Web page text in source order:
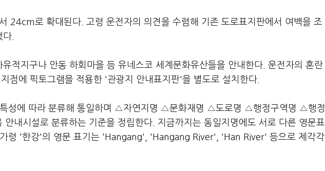
24cm로 확대된다. 고령 운전자의 의견을 수렴해 기존 도로표지판에서 여백을 조
.
적지구나 안동 하회마을 등 유네스코 세계문화유산들을 안내한다. 운전자의 혼란
점에 픽토그램을 적용한 '관광지 안내표지판'을 별도로 설치한다.
성에 따라 분류해 통일하며 △자연지명 △문화재명 △도로명 △행정구역명 △행정
내시설로 분류하는 기준을 정립한다. 지금까지는 동일지명에도 서로 다른 영문표
령 '한강'의 영문 표기는 'Hangang', 'Hangang River', 'Han River' 등으로 제각각